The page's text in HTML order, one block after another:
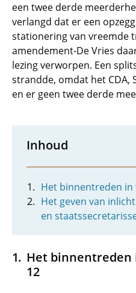
een twee derde
verlangd dat er een
stationering van vreemde
amendement-De Vries
lezing verworpen. Een
strandde, omdat het CDA,
en er geen twee derde
Inhoud
Het binnentreden in
Het geven van
en
Het
12